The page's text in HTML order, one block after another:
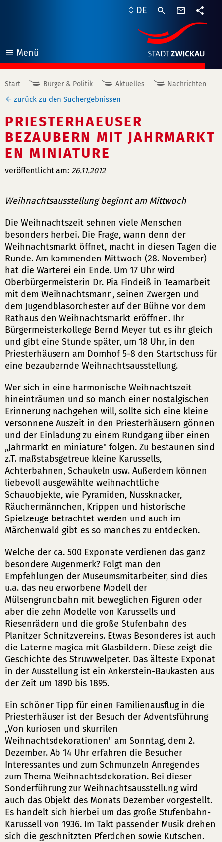
Menü
öffnen
DE
Start Bürger & Politik Aktuelles Nachrichten
zurück zu den Suchergebnissen
PRIESTERHAEUSER
BEZAUBERN MIT JAHRMARKT
EN MINIATURE
veröffentlicht am: 26.11.2012
Weihnachtsausstellung beginnt am Mittwoch
Die Weihnachtszeit sehnen viele Menschen
besonders herbei. Die Frage, wann denn der
Weihnachtsmarkt öffnet, macht in diesen Tagen die
Runde. Am kommenden Mittwoch (28. November)
hat die Warterei ein Ende. Um 17 Uhr wird
Oberbürgermeisterin Dr. Pia Findeiß in Teamarbeit
mit dem Weihnachtsmann, seinen Zwergen und
dem Jugendblasorchester auf der Bühne vor dem
Rathaus den Weihnachtsmarkt eröffnen. Ihr
Bürgermeisterkollege Bernd Meyer tut es ihr gleich
und gibt eine Stunde später, um 18 Uhr, in den
Priesterhäusern am Domhof 5-8 den Startschuss für
eine bezaubernde Weihnachtsausstellung.
Wer sich in eine harmonische Weihnachtszeit
hineinträumen und so manch einer nostalgischen
Erinnerung nachgehen will, sollte sich eine kleine
versonnene Auszeit in den Priesterhäusern gönnen
und der Einladung zu einem Rundgang über einen
„Jahrmarkt en miniature" folgen. Zu bestaunen sind
z.T. maßstabsgetreue kleine Karussells,
Achterbahnen, Schaukeln usw. Außerdem können
liebevoll ausgewählte weihnachtliche
Schauobjekte, wie Pyramiden, Nussknacker,
Räuchermännchen, Krippen und historische
Spielzeuge betrachtet werden und auch im
Märchenwald gibt es so manches zu entdecken.
Welche der ca. 500 Exponate verdienen das ganz
besondere Augenmerk? Folgt man den
Empfehlungen der Museumsmitarbeiter, sind dies
u.a. das neu erworbene Modell der
Mülsengrundbahn mit beweglichen Figuren oder
aber die zehn Modelle von Karussells und
Riesenrädern und die große Stufenbahn des
Planitzer Schnitzvereins. Etwas Besonderes ist auch
die Laterne magica mit Glasbildern. Diese zeigt die
Geschichte des Struwwelpeter. Das älteste Exponat
in der Ausstellung ist ein Ankerstein-Baukasten aus
der Zeit um 1890 bis 1895.
Ein schöner Tipp für einen Familienausflug in die
Priesterhäuser ist der Besuch der Adventsführung
„Von kuriosen und skurrilen
Weihnachtsdekorationen" am Sonntag, dem 2.
Dezember. Ab 14 Uhr erfahren die Besucher
Interessantes und zum Schmunzeln Anregendes
zum Thema Weihnachtsdekoration. Bei dieser
Sonderführung zur Weihnachtsausstellung wird
auch das Objekt des Monats Dezember vorgestellt.
Es handelt sich hierbei um das große Stufenbahn-
Karussell von 1936. Im Takt passender Musik drehen
sich die geschnitzten Pferdchen sowie Kutschen.